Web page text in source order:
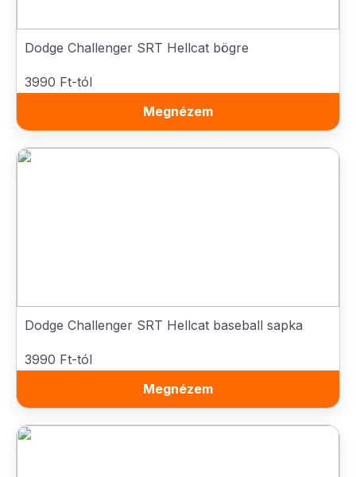
Dodge Challenger SRT Hellcat bögre
3990 Ft-tól
Megnézem
Dodge Challenger SRT Hellcat baseball sapka
3990 Ft-tól
Megnézem